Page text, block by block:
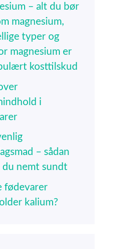
– alt du bør
magnesium,
typer og
magnesium er
kosttilskud
i
– sådan
du nemt sundt
fødevarer
kalium?